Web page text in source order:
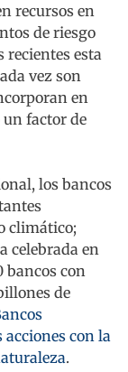
recursos en
de riesgo
recientes esta
vez son
en
factor de
los bancos
climático;
celebrada en
bancos con
de
con la
.